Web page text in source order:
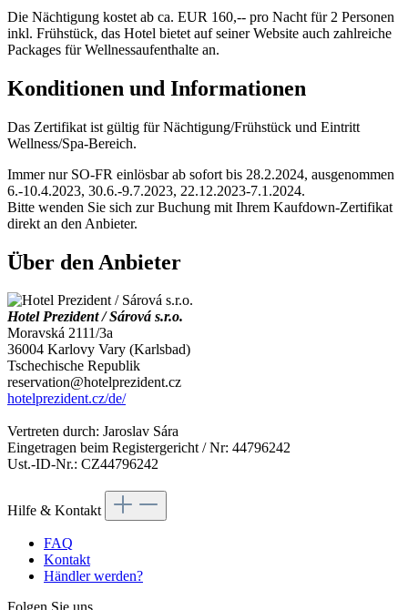
Die Nächtigung kostet ab ca. EUR 160,-- pro Nacht für 2 Personen
inkl. Frühstück, das Hotel bietet auf seiner Website auch zahlreiche
Packages für Wellnessaufenthalte an.
Konditionen und Informationen
Das Zertifikat ist gültig für Nächtigung/Frühstück und Eintritt
Wellness/Spa-Bereich.
Immer nur SO-FR einlösbar ab sofort bis 28.2.2024, ausgenommen
6.-10.4.2023, 30.6.-9.7.2023, 22.12.2023-7.1.2024.
Bitte wenden Sie sich zur Buchung mit Ihrem Kaufdown-Zertifikat
direkt an den Anbieter.
Über den Anbieter
Hotel Prezident / Sárová s.r.o.
Moravská 2111/3a
36004 Karlovy Vary (Karlsbad)
Tschechische Republik
reservation@hotelprezident.cz
hotelprezident.cz/de/
Vertreten durch: Jaroslav Sára
Eingetragen beim Registergericht / Nr: 44796242
Ust.-ID-Nr.: CZ44796242
Hilfe & Kontakt
FAQ
Kontakt
Händler werden?